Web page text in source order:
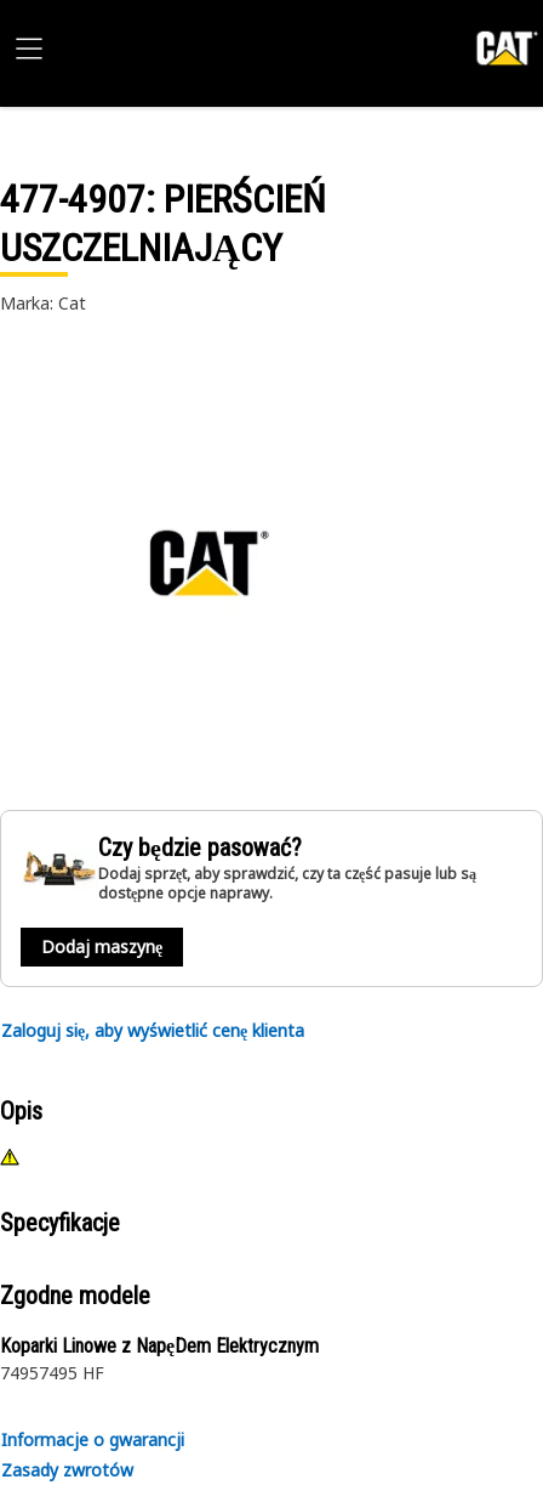
477-4907: PIERŚCIEŃ
USZCZELNIAJĄCY
Marka: Cat
Czy będzie pasować?
Dodaj sprzęt, aby sprawdzić, czy ta część pasuje lub są
dostępne opcje naprawy.
Dodaj maszynę
Zaloguj się, aby wyświetlić cenę klienta
Opis
Specyfikacje
Zgodne modele
Koparki Linowe z NapęDem Elektrycznym
74957495 HF
Informacje o gwarancji
Zasady zwrotów